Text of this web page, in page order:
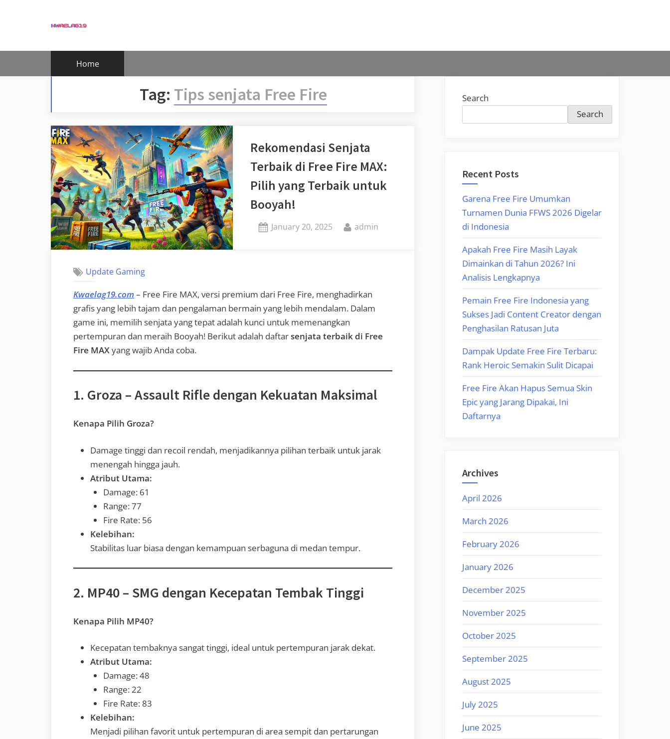
Home
Tag: Tips senjata Free Fire
Rekomendasi Senjata
Terbaik di Free Fire MAX:
Pilih yang Terbaik untuk
Booyah!
Posted
January 20, 2025 By
admin
Update Gaming
Kwaelag19.com– Free Fire MAX, versi premium dari Free Fire, menghadirkan
grafis yang lebih tajam dan pengalaman bermain yang lebih mendalam. Dalam
game ini, memilih senjata yang tepat adalah kunci untuk memenangkan
pertempuran dan meraih Booyah! Berikut adalah daftarsenjata terbaik di Free
Fire MAXyang wajib Anda coba.
1. Groza – Assault Rifle dengan Kekuatan Maksimal
Kenapa Pilih Groza?
Damage tinggi dan recoil rendah, menjadikannya pilihan terbaik untuk jarak
menengah hingga jauh.
Atribut Utama:
Damage: 61
Range: 77
Fire Rate: 56
Kelebihan:
Stabilitas luar biasa dengan kemampuan serbaguna di medan tempur.
2. MP40 – SMG dengan Kecepatan Tembak Tinggi
Kenapa Pilih MP40?
Kecepatan tembaknya sangat tinggi, ideal untuk pertempuran jarak dekat.
Atribut Utama:
Damage: 48
Range: 22
Fire Rate: 83
Kelebihan:
Menjadi pilihan favorit untuk pertempuran di area sempit dan pertarungan
Search
Search
Recent Posts
Garena Free Fire Umumkan
Turnamen Dunia FFWS 2026 Digelar
di Indonesia
Apakah Free Fire Masih Layak
Dimainkan di Tahun 2026? Ini
Analisis Lengkapnya
Pemain Free Fire Indonesia yang
Sukses Jadi Content Creator dengan
Penghasilan Ratusan Juta
Dampak Update Free Fire Terbaru:
Rank Heroic Semakin Sulit Dicapai
Free Fire Akan Hapus Semua Skin
Epic yang Jarang Dipakai, Ini
Daftarnya
Archives
April 2026
March 2026
February 2026
January 2026
December 2025
November 2025
October 2025
September 2025
August 2025
July 2025
June 2025